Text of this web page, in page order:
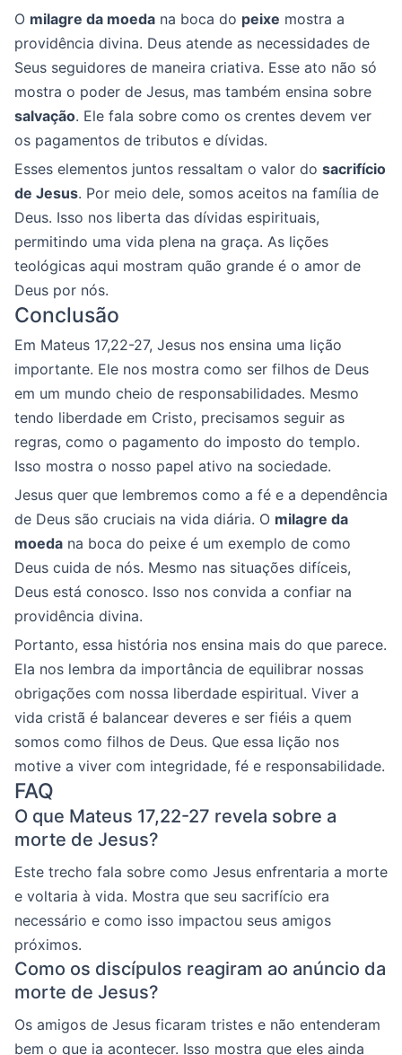
O milagre da moeda na boca do peixe mostra a
providência divina. Deus atende as necessidades de
Seus seguidores de maneira criativa. Esse ato não só
mostra o poder de Jesus, mas também ensina sobre
salvação. Ele fala sobre como os crentes devem ver
os pagamentos de tributos e dívidas.
Esses elementos juntos ressaltam o valor do sacrifício
de Jesus. Por meio dele, somos aceitos na família de
Deus. Isso nos liberta das dívidas espirituais,
permitindo uma vida plena na graça. As lições
teológicas aqui mostram quão grande é o amor de
Deus por nós.
Conclusão
Em Mateus 17,22-27, Jesus nos ensina uma lição
importante. Ele nos mostra como ser filhos de Deus
em um mundo cheio de responsabilidades. Mesmo
tendo liberdade em Cristo, precisamos seguir as
regras, como o pagamento do imposto do templo.
Isso mostra o nosso papel ativo na sociedade.
Jesus quer que lembremos como a fé e a dependência
de Deus são cruciais na vida diária. O milagre da
moeda na boca do peixe é um exemplo de como
Deus cuida de nós. Mesmo nas situações difíceis,
Deus está conosco. Isso nos convida a confiar na
providência divina.
Portanto, essa história nos ensina mais do que parece.
Ela nos lembra da importância de equilibrar nossas
obrigações com nossa liberdade espiritual. Viver a
vida cristã é balancear deveres e ser fiéis a quem
somos como filhos de Deus. Que essa lição nos
motive a viver com integridade, fé e responsabilidade.
FAQ
O que Mateus 17,22-27 revela sobre a
morte de Jesus?
Este trecho fala sobre como Jesus enfrentaria a morte
e voltaria à vida. Mostra que seu sacrifício era
necessário e como isso impactou seus amigos
próximos.
Como os discípulos reagiram ao anúncio da
morte de Jesus?
Os amigos de Jesus ficaram tristes e não entenderam
bem o que ia acontecer. Isso mostra que eles ainda